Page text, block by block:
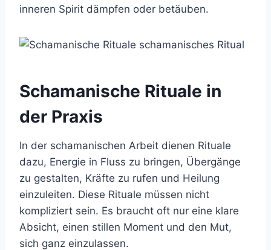
inneren Spirit dämpfen oder betäuben.
Schamanische Rituale in
der Praxis
In der schamanischen Arbeit dienen Rituale
dazu, Energie in Fluss zu bringen, Übergänge
zu gestalten, Kräfte zu rufen und Heilung
einzuleiten. Diese Rituale müssen nicht
kompliziert sein. Es braucht oft nur eine klare
Absicht, einen stillen Moment und den Mut,
sich ganz einzulassen.